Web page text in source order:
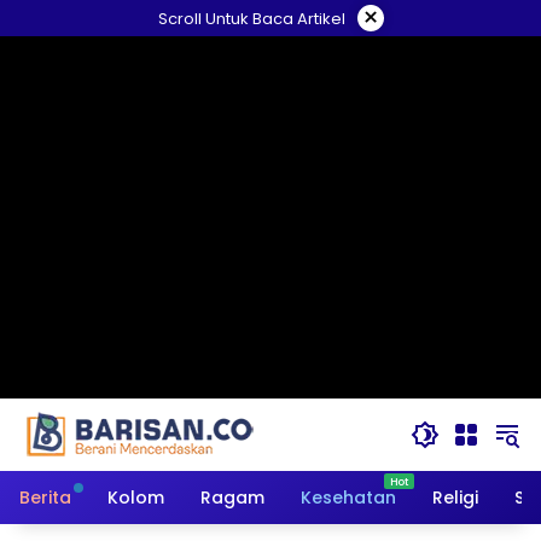
ke
Scroll Untuk Baca Artikel ×
Berita Kolom Ragam Kesehatan Religi